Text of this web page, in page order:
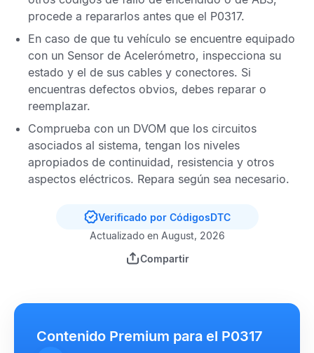
procede a repararlos antes que el P0317.
En caso de que tu vehículo se encuentre equipado
con un Sensor de Acelerómetro, inspecciona su
estado y el de sus cables y conectores. Si
encuentras defectos obvios, debes reparar o
reemplazar.
Comprueba con un DVOM que los circuitos
asociados al sistema, tengan los niveles
apropiados de continuidad, resistencia y otros
aspectos eléctricos. Repara según sea necesario.
Verificado por CódigosDTC
Actualizado en August, 2026
Compartir
Contenido Premium para el P0317